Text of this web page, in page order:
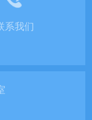
系我们